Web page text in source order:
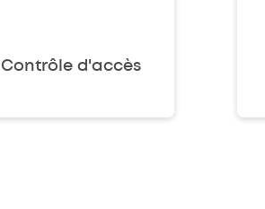
Contrôle d'accès